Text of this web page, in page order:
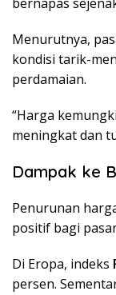
Menurutnya,
kondisi tarik-
perdamaian.
“Harga
meningkat dan
Dampak ke
Penurunan
positif bagi
Di Eropa, indeks
persen.